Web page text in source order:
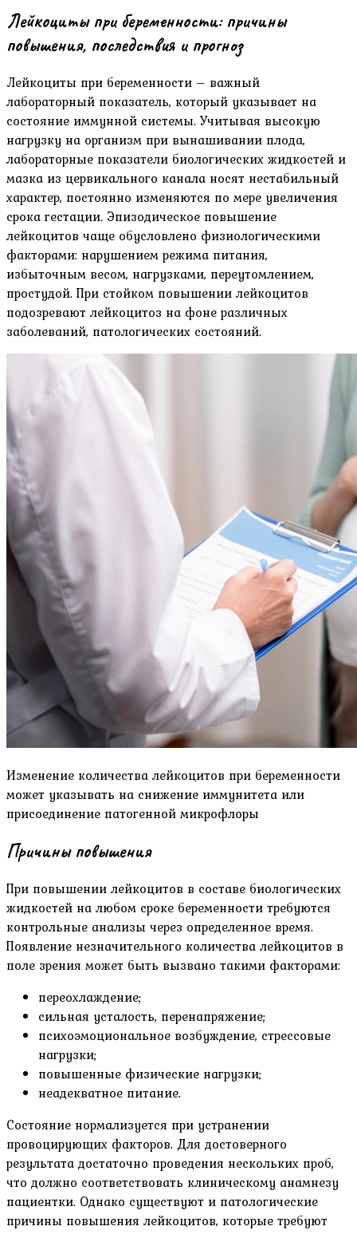
Лейкоциты при беременности: причины
повышения, последствия и прогноз
Лейкоциты при беременности – важный
лабораторный показатель, который указывает на
состояние иммунной системы. Учитывая высокую
нагрузку на организм при вынашивании плода,
лабораторные показатели биологических жидкостей и
мазка из цервикального канала носят нестабильный
характер, постоянно изменяются по мере увеличения
срока гестации. Эпизодическое повышение
лейкоцитов чаще обусловлено физиологическими
факторами: нарушением режима питания,
избыточным весом, нагрузками, переутомлением,
простудой. При стойком повышении лейкоцитов
подозревают лейкоцитоз на фоне различных
заболеваний, патологических состояний.
Изменение количества лейкоцитов при беременности
может указывать на снижение иммунитета или
присоединение патогенной микрофлоры
Причины повышения
При повышении лейкоцитов в составе биологических
жидкостей на любом сроке беременности требуются
контрольные анализы через определенное время.
Появление незначительного количества лейкоцитов в
поле зрения может быть вызвано такими факторами:
переохлаждение;
сильная усталость, перенапряжение;
психоэмоциональное возбуждение, стрессовые
нагрузки;
повышенные физические нагрузки;
неадекватное питание.
Состояние нормализуется при устранении
провоцирующих факторов. Для достоверного
результата достаточно проведения нескольких проб,
что должно соответствовать клиническому анамнезу
пациентки. Однако существуют и патологические
причины повышения лейкоцитов, которые требуют